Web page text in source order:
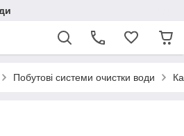
Побутові системи очистки води